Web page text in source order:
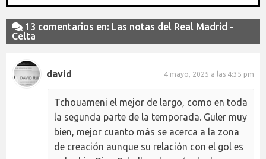
13 comentarios en: Las notas del Real Madrid -
Celta
david 4 mayo, 2025 a las 4:35 pm
Tchouameni el mejor de largo, como en toda
la segunda parte de la temporada. Guler muy
bien, mejor cuanto más se acerca a la zona
de creación aunque su relación con el gol es